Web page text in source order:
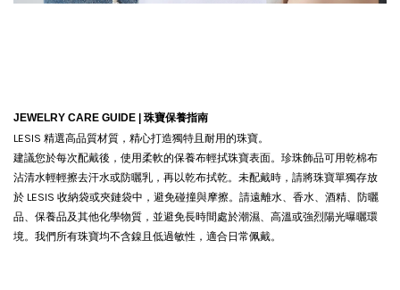
JEWELRY CARE GUIDE | 珠寶保養指南
LESIS 精選高品質材質，精心打造獨特且耐用的珠寶。
建議您於每次配戴後，使用柔軟的保養布輕拭珠寶表面。珍珠飾品可用乾棉布
沾清水輕輕擦去汗水或防曬乳，再以乾布拭乾。 未配戴時，請將珠寶單獨存放
於 LESIS 收納袋或夾鏈袋中，避免碰撞與摩擦。請遠離水、香水、酒精、防曬
品、保養品及其他化學物質，並避免長時間處於潮濕、高溫或強烈陽光曝曬環
境。我們所有珠寶均不含鎳且低過敏性，適合日常佩戴。